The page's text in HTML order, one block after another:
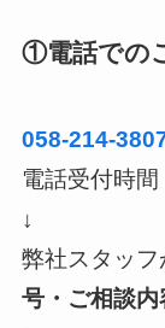
①電話での
058-214-
電話受付時
↓
弊社スタッフ
号・ご相談内